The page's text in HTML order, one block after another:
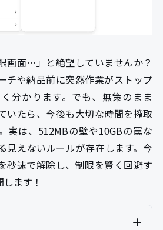
画面…」と絶望していませんか？
チや納品前に突然作業がストップ
分かります。でも、無策のまま
いたら、今後も大切な時間を搾取
実は、512MBの壁や10GBの罠な
見えないルールが存在します。今
秒速で解除し、制限を賢く回避す
ます！